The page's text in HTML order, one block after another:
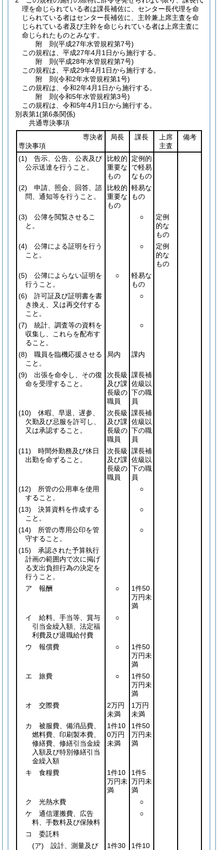
理を命じられている者は課長補佐に、センター長代理を命
じられている者はセンター長補佐に、主幹兼上席主査を命
じられている者及び主幹を命じられている者は上席主査に
命じられたものとみなす。
附 則(平成27年水管規程第7号)
この規程は、平成27年4月1日から施行する。
附 則(平成28年水管規程第7号)
この規程は、平成29年4月1日から施行する。
附 則(令和2年水管規程第1号)
この規程は、令和2年4月1日から施行する。
附 則(令和5年水管規程第3号)
この規程は、令和5年4月1日から施行する。
別表第1(第6条関係)
共通専決事項
専決者
専決事項
局長 課長
上席
主査
備考
(1) 告示、公告、公表及び
公示送達を行うこと。
比較的
重要な
もの
定例的
で軽易
なもの
(2) 申請、照会、回答、諮
問、通知等を行うこと。
比較的
重要な
もの
軽易な
もの
(3) 公簿を閲覧させるこ
と。
○
定例
的な
もの
(4) 公簿による証明を行う
こと。
○
定例
的な
もの
(5) 公簿によらない証明を
行うこと。
○
軽易な
もの
(6) 許可証及び証明書を書
き換え、又は再交付する
こと。
○
(7) 統計、調査等の資料を
収集し、これらを配布す
ること。
○
(8) 職員を臨機応援させる
こと。
局内 課内
(9) 出張を命令し、その復
命を受理すること。
次長級
及び課
長級の
職員
課長補
佐級以
下の職
員
(10) 休暇、早退、遅参、
欠勤及び忌服を許可し、
又は承認すること。
次長級
及び課
長級の
職員
課長補
佐級以
下の職
員
(11) 時間外勤務及び休日
出勤を命ずること。
次長級
及び課
長級の
職員
課長補
佐級以
下の職
員
(12) 所管の公用車を使用
すること。
○
(13) 決算資料を作成する
こと。
○
(14) 所管の専用公印を管
守すること。
○
(15) 承認された予算執行
計画の範囲内で次に掲げ
る支出負担行為の決定を
行うこと。
ア 報酬
○
1件50
万円未
満
イ 給料、手当等、賞与
引当金繰入額、法定福
利費及び退職給付費
○
ウ 報償費 ○
1件50
万円未
満
エ 旅費
○
1件50
万円未
満
オ 交際費
2万円
未満
1万円
未満
カ 被服費、備消品費、
燃料費、印刷製本費、
修繕費、修繕引当金繰
入額及び特別修繕引当
金繰入額
1件10
0万円
未満
1件50
万円未
満
キ 食糧費
1件10
万円未
満
1件5
万円未
満
ク 光熱水費
○
ケ 通信運搬費、広告
料、手数料及び保険料
○
コ 委託料
(ア) 設計、測量及び
1件30
1件10